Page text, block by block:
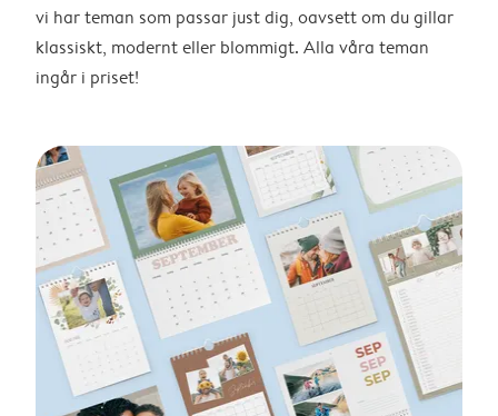
vi har teman som passar just dig, oavsett om du gillar
klassiskt, modernt eller blommigt. Alla våra teman
ingår i priset!